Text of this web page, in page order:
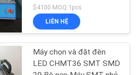
lắp ráp
SMT Chọn và đặt Máy
PNP Máy SMT nhỏ CE
$4100 MOQ:1pcs
LIÊN HỆ
Máy chọn và đặt đèn
LED CHMT36 SMT SMD